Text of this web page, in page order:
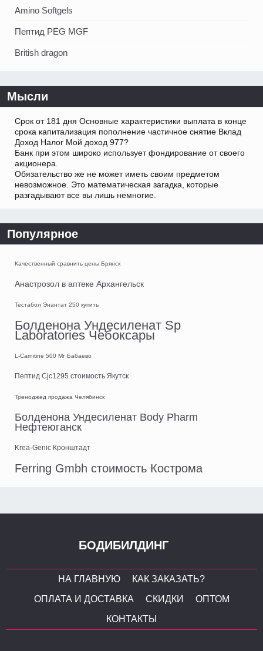
Amino Softgels
Пептид PEG MGF
British dragon
Мысли
Срок от 181 дня Основные характеристики выплата в конце
срока капитализация пополнение частичное снятие Вклад
Доход Налог Мой доход 977?
Банк при этом широко использует фондирование от своего
акционера.
Обязательство же не может иметь своим предметом
невозможное. Это математическая загадка, которые
разгадывают все вы лишь немногие.
Популярное
Качественный сравнить цены Брянск
Анастрозол в аптеке Архангельск
Тестабол Энантат 250 купить
Болденона Ундесиленат Sp
Laboratories Чебоксары
L-Carnitine 500 Мг Бабаево
Пептид Cjc1295 стоимость Якутск
Треноджед продажа Челябинск
Болденона Ундесиленат Body Pharm
Нефтеюганск
Krea-Genic Кронштадт
Ferring Gmbh стоимость Кострома
БОДИБИЛДИНГ
НА ГЛАВНУЮ
КАК ЗАКАЗАТЬ?
ОПЛАТА И ДОСТАВКА
СКИДКИ
ОПТОМ
КОНТАКТЫ